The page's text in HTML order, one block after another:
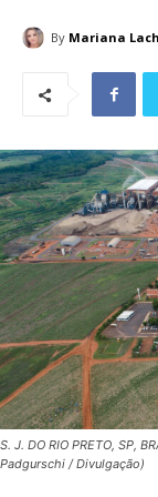
By Mariana
S. J. DO RIO PRETO, SP,
Padgurschi / Divulgação)